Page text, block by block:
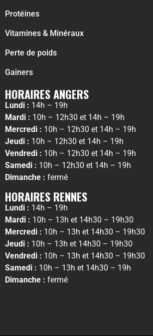
Protéines
Vitamines & Minéraux
Perte de poids
Gainers
HORAIRES ANGERS
Lundi : 14h – 19h
Mardi : 10h – 12h30 et 14h – 19h
Mercredi : 10h – 12h30 et 14h – 19h
Jeudi : 10h – 12h30 et 14h – 19h
Vendredi : 10h – 12h30 et 14h – 19h
Samedi : 10h – 12h30 et 14h – 19h
Dimanche : fermé
HORAIRES RENNES
Lundi : 14h – 19h
Mardi : 10h – 13h et 14h30 – 19h30
Mercredi : 10h – 13h et 14h30 – 19h30
Jeudi : 10h – 13h et 14h30 – 19h30
Vendredi : 10h – 13h et 14h30 – 19h30
Samedi : 10h – 13h et 14h30 – 19h
Dimanche : fermé